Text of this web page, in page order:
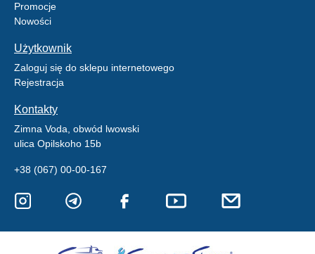
Promocje
Nowości
Użytkownik
Zaloguj się do sklepu internetowego
Rejestracja
Kontakty
Zimna Voda, obwód lwowski
ulica Opilskoho 15b
+38 (067) 00-00-167